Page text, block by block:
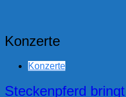
Konzerte
Konzerte
Steckenpferd